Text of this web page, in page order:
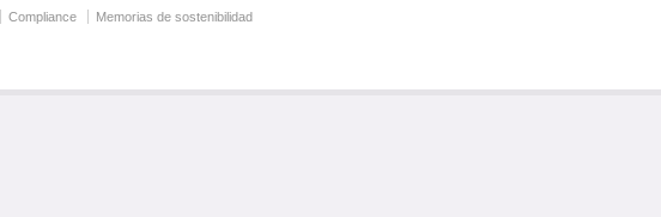
Compliance
Memorias de sostenibilidad